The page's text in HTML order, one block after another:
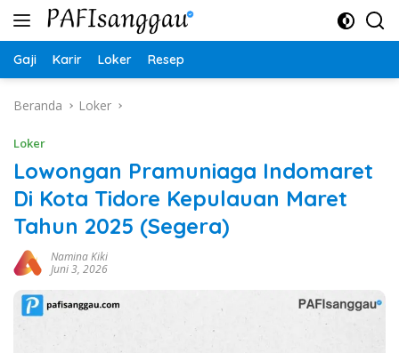
Langsung
Gaji Karir Loker Resep
Beranda Loker
Loker
Lowongan Pramuniaga Indomaret
Di Kota Tidore Kepulauan Maret
Tahun 2025 (Segera)
Namina Kiki
Juni 3, 2026